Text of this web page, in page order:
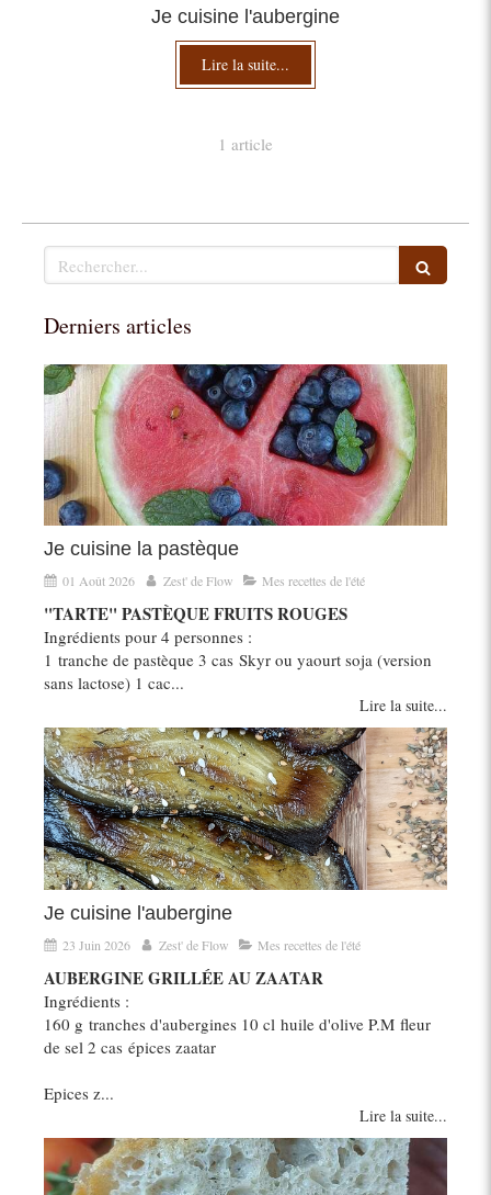
Je cuisine l'aubergine
Lire la suite...
1 article
Rechercher
Derniers articles
Je cuisine la pastèque
01 Août 2026 Zest' de Flow Mes recettes de l'été
"TARTE" PASTÈQUE FRUITS ROUGES
Ingrédients pour 4 personnes :
1 tranche de pastèque 3 cas Skyr ou yaourt soja (version
sans lactose) 1 cac...
Lire la suite...
Je cuisine l'aubergine
23 Juin 2026 Zest' de Flow Mes recettes de l'été
AUBERGINE GRILLÉE AU ZAATAR
Ingrédients :
160 g tranches d'aubergines 10 cl huile d'olive P.M fleur
de sel 2 cas épices zaatar
Epices z...
Lire la suite...